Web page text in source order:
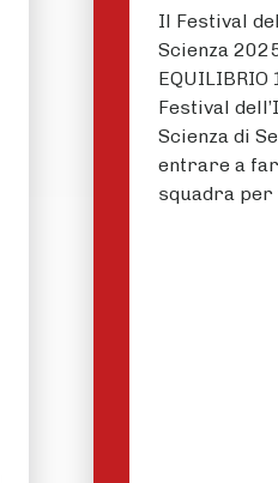
Il Festival
Scienza
Festival
Scienza di
entrare a
squadra